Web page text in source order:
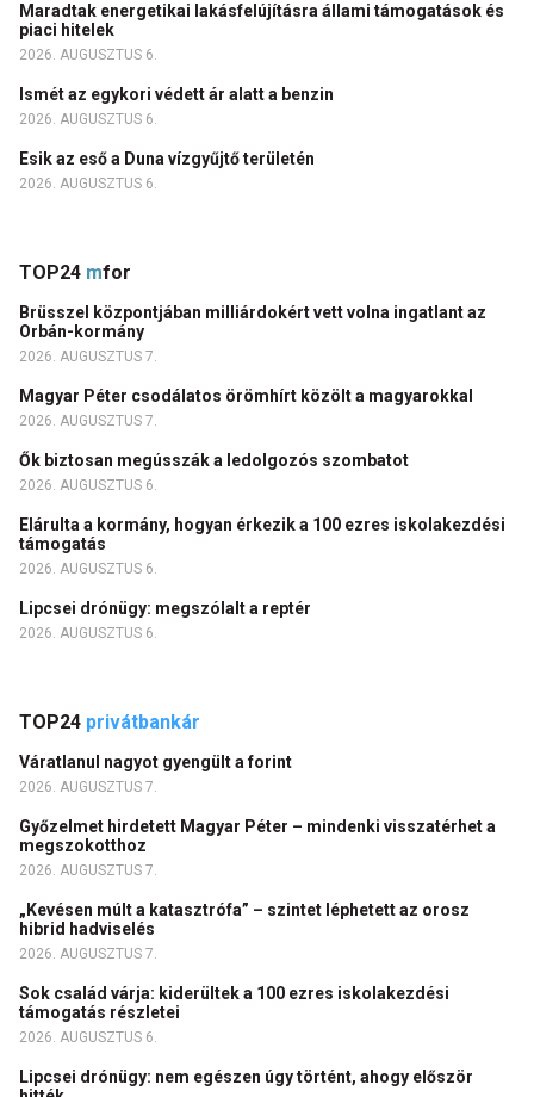
Maradtak energetikai lakásfelújításra állami támogatások és
piaci hitelek
2026. AUGUSZTUS 6.
Ismét az egykori védett ár alatt a benzin
2026. AUGUSZTUS 6.
Esik az eső a Duna vízgyűjtő területén
2026. AUGUSZTUS 6.
TOP24 mfor
Brüsszel központjában milliárdokért vett volna ingatlant az
Orbán-kormány
2026. AUGUSZTUS 7.
Magyar Péter csodálatos örömhírt közölt a magyarokkal
2026. AUGUSZTUS 7.
Ők biztosan megússzák a ledolgozós szombatot
2026. AUGUSZTUS 6.
Elárulta a kormány, hogyan érkezik a 100 ezres iskolakezdési
támogatás
2026. AUGUSZTUS 6.
Lipcsei drónügy: megszólalt a reptér
2026. AUGUSZTUS 6.
TOP24 privátbankár
Váratlanul nagyot gyengült a forint
2026. AUGUSZTUS 7.
Győzelmet hirdetett Magyar Péter – mindenki visszatérhet a
megszokotthoz
2026. AUGUSZTUS 7.
„Kevésen múlt a katasztrófa” – szintet léphetett az orosz
hibrid hadviselés
2026. AUGUSZTUS 7.
Sok család várja: kiderültek a 100 ezres iskolakezdési
támogatás részletei
2026. AUGUSZTUS 6.
Lipcsei drónügy: nem egészen úgy történt, ahogy először